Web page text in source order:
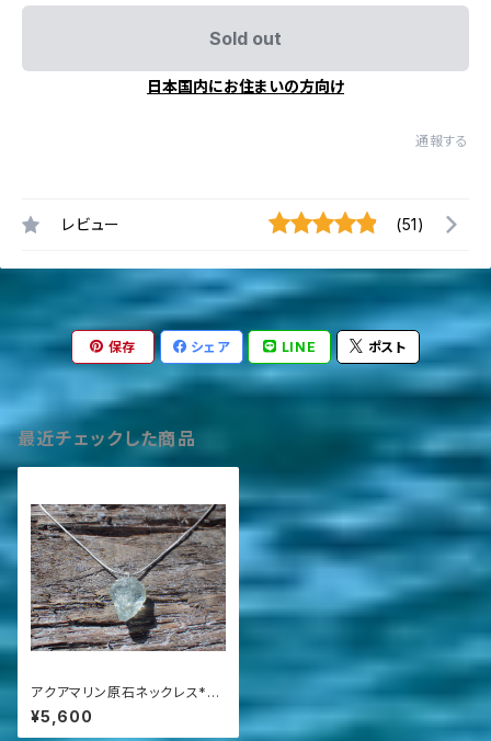
Sold out
日本国内にお住まいの方向け
通報する
レビュー (51)
保存 シェア LINE ポスト
最近チェックした商品
アクアマリン原石ネックレス*sv
925スネークチェーン＊
¥5,600